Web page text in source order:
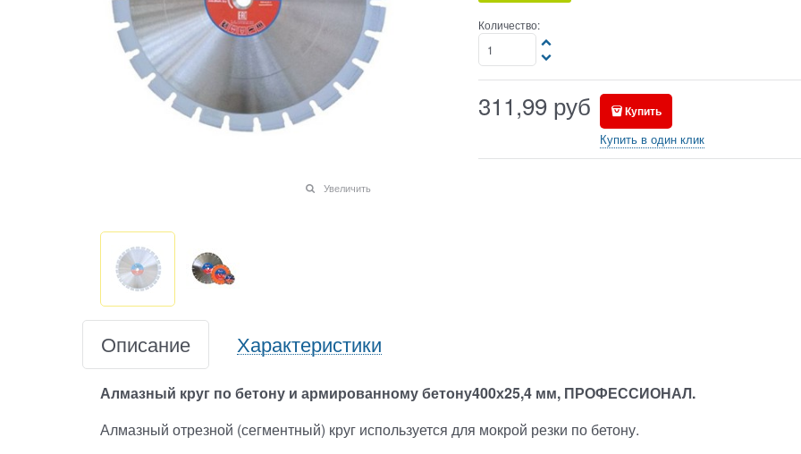
Увеличить
Количество:
311,99 руб Купить
Купить в один клик
Описание Характеристики
Алмазный круг по бетону и армированному бетону400х25,4 мм, ПРОФЕССИОНАЛ.
Алмазный отрезной (сегментный) круг используется для мокрой резки по бетону.